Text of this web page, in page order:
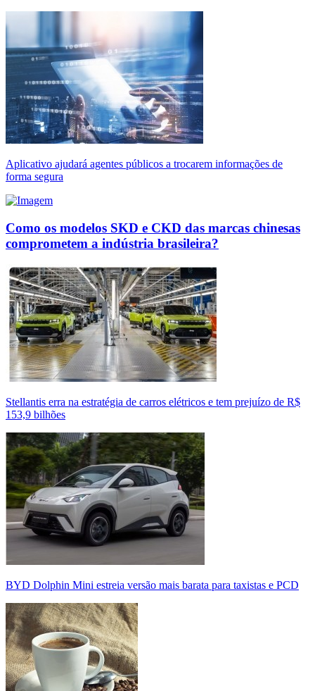
Aplicativo ajudará agentes públicos a trocarem informações de
forma segura
Como os modelos SKD e CKD das marcas chinesas
comprometem a indústria brasileira?
Stellantis erra na estratégia de carros elétricos e tem prejuízo de R$
153,9 bilhões
BYD Dolphin Mini estreia versão mais barata para taxistas e PCD